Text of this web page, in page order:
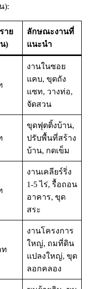
):
าย
)
ลักษณะงานที่
แนะนำ
งานในซอย
แคบ, ขุดถัง
แซท, วางท่อ,
จัดสวน
ขุดฟุตติ้งบ้าน,
ปรับพื้นที่สร้าง
บ้าน, กดเข็ม
งานเคลียร์ริ่ง
1-5 ไร่, รื้อถอน
อาคาร, ขุด
สระ
ท
งานโครงการ
ใหญ่, ถมที่ดิน
แปลงใหญ่, ขุด
ลอกคลอง